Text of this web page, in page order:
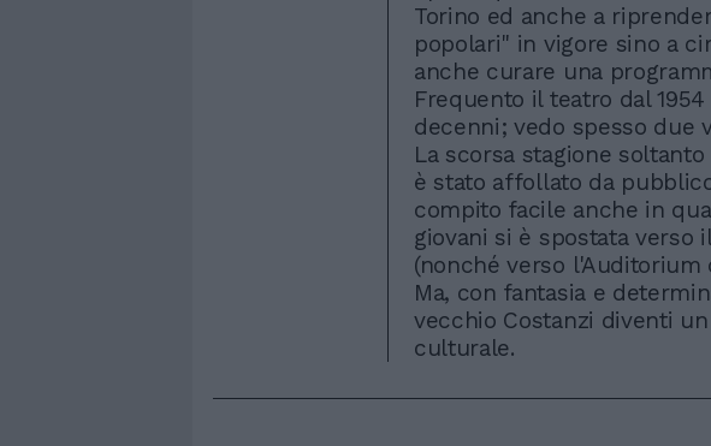
Torino ed anche a
popolari" in vigore sino a
anche curare una
Frequento il teatro dal
decenni; vedo spesso due
La scorsa stagione
è stato affollato da
compito facile anche in
giovani si è spostata verso
(nonché verso l'Auditorium
Ma, con fantasia e
vecchio Costanzi diventi
culturale.